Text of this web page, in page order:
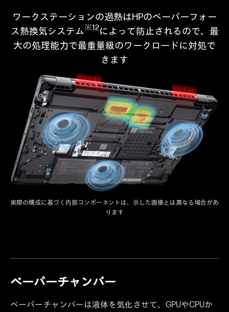
ワークステーションの過熱はHPのべーパーフォー
ス熱換気システム※12によって防止されるので、 最
大の処理能力で最重量級のワークロードに対処で
きます
実際の構成に基づく内部コンポーネントは、示した画像とは異なる場合があ
ります
ベーパーチャンバー
ベーパーチャンバーは液体を気化させて、GPUやCPUか